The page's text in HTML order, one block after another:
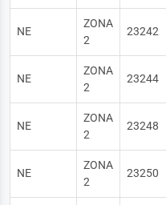
NE
ZONA
2
23242
NE
ZONA
2
23244
NE
ZONA
2
23248
NE
ZONA
2
23250